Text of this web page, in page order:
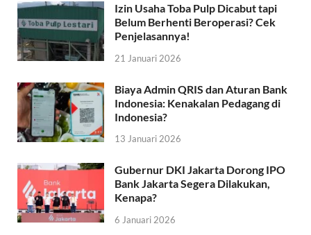
Izin Usaha Toba Pulp Dicabut tapi
Belum Berhenti Beroperasi? Cek
Penjelasannya!
21 Januari 2026
Biaya Admin QRIS dan Aturan Bank
Indonesia: Kenakalan Pedagang di
Indonesia?
13 Januari 2026
Gubernur DKI Jakarta Dorong IPO
Bank Jakarta Segera Dilakukan,
Kenapa?
6 Januari 2026